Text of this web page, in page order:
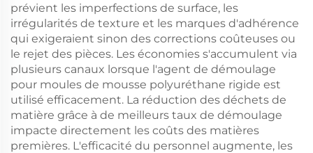
prévient les imperfections de surface, les
irrégularités de texture et les marques d'adhérence
qui exigeraient sinon des corrections coûteuses ou
le rejet des pièces. Les économies s'accumulent via
plusieurs canaux lorsque l'agent de démoulage
pour moules de mousse polyuréthane rigide est
utilisé efficacement. La réduction des déchets de
matière grâce à de meilleurs taux de démoulage
impacte directement les coûts des matières
premières. L'efficacité du personnel augmente, les